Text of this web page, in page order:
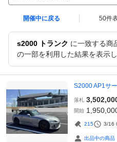
開催中に戻る 50件
s2000 トランク に一致する商
の一部を利用した結果を表示し
S2000 AP1サ
落札
開始
215 3/16
出品中の商品